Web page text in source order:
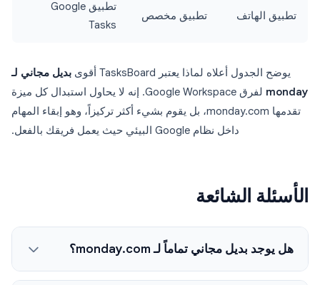
تطبيق الهاتف تطبيق مخصص
تطبيق Google
Tasks
يوضح الجدول أعلاه لماذا يعتبر TasksBoard أقوى
بديل مجاني لـ
monday
لفرق Google Workspace. إنه لا يحاول استبدال كل ميزة
تقدمها monday.com، بل يقوم بشيء أكثر تركيزاً، وهو إبقاء المهام
داخل نظام Google البيئي حيث يعمل فريقك بالفعل.
الأسئلة الشائعة
هل يوجد بديل مجاني تماماً لـ monday.com؟